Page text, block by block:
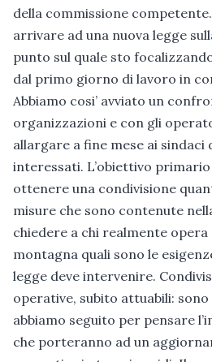
della commissione
arrivare ad una nuova legge
punto sul quale sto
dal primo giorno di lavoro in
Abbiamo cosi’ avviato un
organizzazioni e con gli
allargare a fine mese ai sindaci
interessati. L’obiettivo primario
ottenere una condivisione
misure che sono contenute
chiedere a chi realmente
montagna quali sono le
legge deve intervenire.
operative, subito attuabili:
abbiamo seguito per pensare
che porteranno ad un